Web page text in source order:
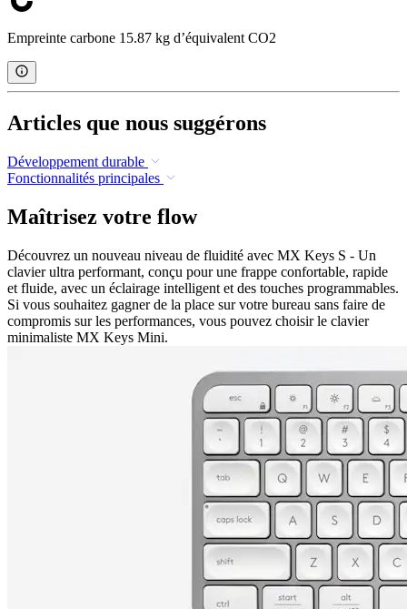
Empreinte carbone 15.87 kg d’équivalent CO2
Articles que nous suggérons
Développement durable
Fonctionnalités principales
Maîtrisez votre flow
Découvrez un nouveau niveau de fluidité avec MX Keys S - Un
clavier ultra performant, conçu pour une frappe confortable, rapide
et fluide, avec un éclairage intelligent et des touches programmables.
Si vous souhaitez gagner de la place sur votre bureau sans faire de
compromis sur les performances, vous pouvez choisir le clavier
minimaliste MX Keys Mini.